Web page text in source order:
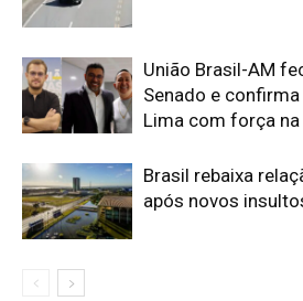
União Brasil-AM
Senado e
Lima com força
Brasil rebaixa
após novos